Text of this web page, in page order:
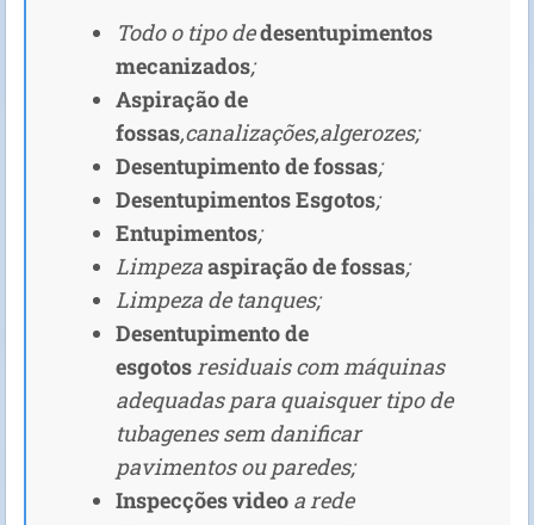
Todo o tipo dedesentupimentos
mecanizados;
Aspiração de
fossas,canalizações,algerozes;
Desentupimento de fossas;
Desentupimentos Esgotos;
Entupimentos;
Limpezaaspiração de fossas;
Limpeza de tanques;
Desentupimento de
esgotosresiduais com máquinas
adequadas para quaisquer tipo de
tubagenes sem danificar
pavimentos ou paredes;
Inspecções video a rede